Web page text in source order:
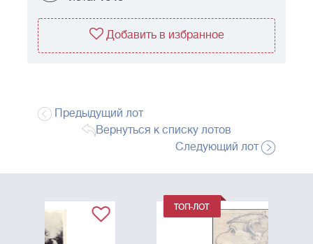
Добавить в избранное
Предыдущий лот
Вернуться к списку лотов
Следующий лот